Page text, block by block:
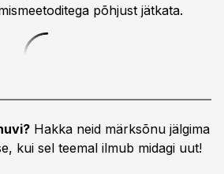
põhjust jätkata.
Hakka neid märksõnu jälgima
kui sel teemal ilmub midagi uut!